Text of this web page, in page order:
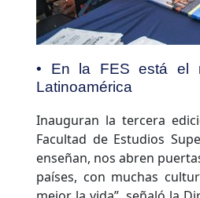
• En la FES está el
Latinoamérica
Inauguran la tercera
Facultad de Estudios
enseñan, nos abren
países, con muchas